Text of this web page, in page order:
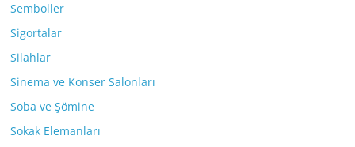
Semboller
Sigortalar
Silahlar
Sinema ve Konser Salonları
Soba ve Şömine
Sokak Elemanları